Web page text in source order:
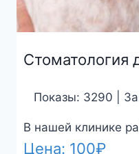
Стоматология
Показы: 3290 |
В нашей клинике
Цена: 100₽